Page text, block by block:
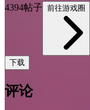
4394帖子 前往游戏圈
下载
评论